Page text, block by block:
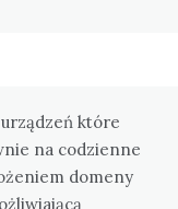
które
na codzienne
domeny